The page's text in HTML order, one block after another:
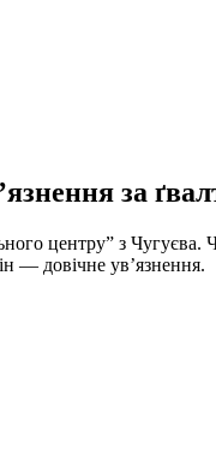
за
центру” з Чугуєва.
— довічне ув’язнення.